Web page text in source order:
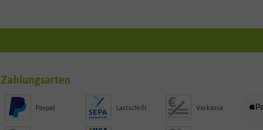
Zahlungsarten
Paypal Lastschrift Vorkasse